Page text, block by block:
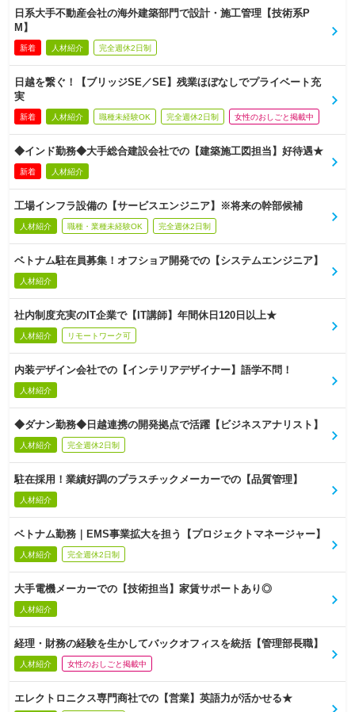
日系大手不動産会社の海外建築部門で設計・施工管理【技術系P
M】
新着 人材紹介 完全週休2日制
日越を繋ぐ！【ブリッジSE／SE】残業ほぼなしでプライベート充
実
新着 人材紹介 職種未経験OK 完全週休2日制 女性のおしごと掲載中
◆インド勤務◆大手総合建設会社での【建築施工図担当】好待遇★
新着 人材紹介
工場インフラ設備の【サービスエンジニア】※将来の幹部候補
人材紹介 職種・業種未経験OK 完全週休2日制
ベトナム駐在員募集！オフショア開発での【システムエンジニア】
人材紹介
社内制度充実のIT企業で【IT講師】年間休日120日以上★
人材紹介 リモートワーク可
内装デザイン会社での【インテリアデザイナー】語学不問！
人材紹介
◆ダナン勤務◆日越連携の開発拠点で活躍【ビジネスアナリスト】
人材紹介 完全週休2日制
駐在採用！業績好調のプラスチックメーカーでの【品質管理】
人材紹介
ベトナム勤務｜EMS事業拡大を担う【プロジェクトマネージャー】
人材紹介 完全週休2日制
大手電機メーカーでの【技術担当】家賃サポートあり◎
人材紹介
経理・財務の経験を生かしてバックオフィスを統括【管理部長職】
人材紹介 女性のおしごと掲載中
エレクトロニクス専門商社での【営業】英語力が活かせる★